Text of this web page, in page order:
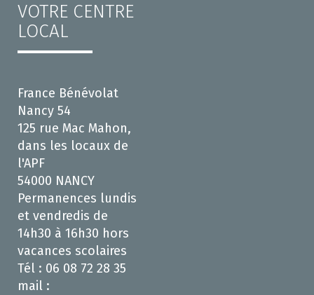
VOTRE CENTRE
LOCAL
France Bénévolat
Nancy 54
125 rue Mac Mahon,
dans les locaux de
l'APF
54000 NANCY
Permanences lundis
et vendredis de
14h30 à 16h30 hors
vacances scolaires
Tél : 06 08 72 28 35
mail :